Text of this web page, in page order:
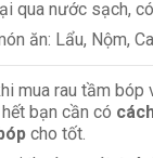
qua nước sạch,
ăn: Lẩu, Nộm,
mua rau tầm bóp
bạn cần có
cho tốt.